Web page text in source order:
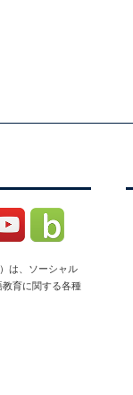
は、ソーシャル
育に関する各種